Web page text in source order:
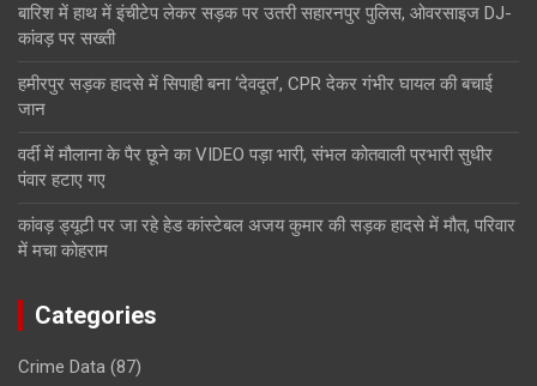
बारिश में हाथ में इंचीटेप लेकर सड़क पर उतरी सहारनपुर पुलिस, ओवरसाइज DJ-
कांवड़ पर सख्ती
हमीरपुर सड़क हादसे में सिपाही बना ‘देवदूत’, CPR देकर गंभीर घायल की बचाई
जान
वर्दी में मौलाना के पैर छूने का VIDEO पड़ा भारी, संभल कोतवाली प्रभारी सुधीर
पंवार हटाए गए
कांवड़ ड्यूटी पर जा रहे हेड कांस्टेबल अजय कुमार की सड़क हादसे में मौत, परिवार
में मचा कोहराम
Categories
Crime Data (87)